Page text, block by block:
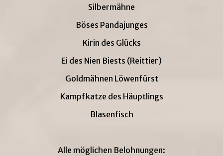
Silbermähne
Böses Pandajunges
Kirin des Glücks
Ei des Nien Biests (Reittier)
Goldmähnen Löwenfürst
Kampfkatze des Häuptlings
Blasenfisch
Alle möglichen Belohnungen: